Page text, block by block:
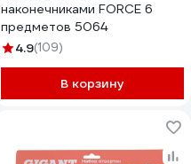
наконечниками FORCE 6
предметов 5064
4.9(109)
В корзину